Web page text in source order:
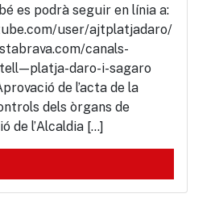
es podrà seguir en línia a:
user/ajtplatjadaro/
canals-
daro-i-sagaro
de l’acta de la
dels òrgans de
de l’Alcaldia […]